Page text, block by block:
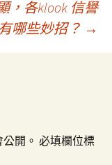
，各klook 信譽
哪些妙招？ →
開。 必填欄位標